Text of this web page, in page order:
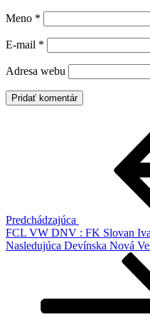
Meno *
E-mail *
Adresa webu
Predchádzajúca
FCL VW DNV : FK Slovan
Ďalší
Nasledujúca Devínska Nová